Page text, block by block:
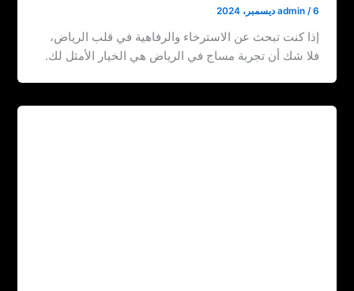
admin /6 ديسمبر، 2024
إذا كنت تبحث عن الاسترخاء والرفاهية في قلب الرياض،
فلا شك أن تجربة مساج في الرياض هي الخيار الأمثل لك.